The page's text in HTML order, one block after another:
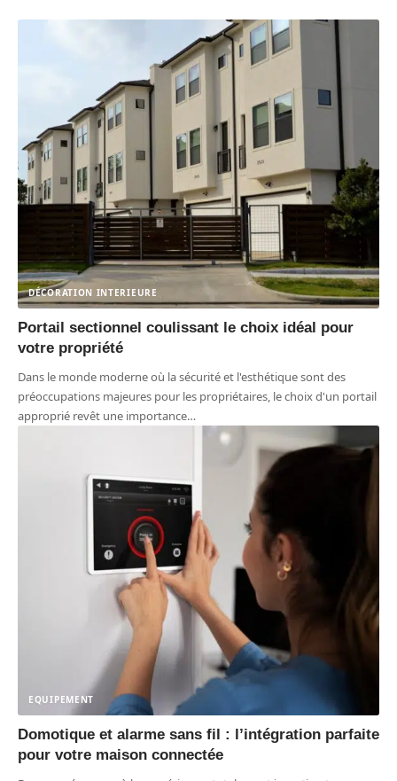
DÉCORATION INTERIEURE
Portail sectionnel coulissant le choix idéal pour
votre propriété
Dans le monde moderne où la sécurité et l'esthétique sont des
préoccupations majeures pour les propriétaires, le choix d'un portail
approprié revêt une importance…
EQUIPEMENT
Domotique et alarme sans fil : l’intégration parfaite
pour votre maison connectée